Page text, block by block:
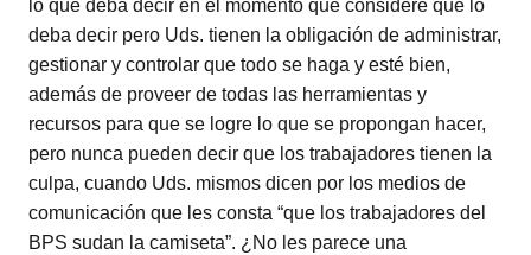
lo que deba decir en el momento que considere que lo
deba decir pero Uds. tienen la obligación de administrar,
gestionar y controlar que todo se haga y esté bien,
además de proveer de todas las herramientas y
recursos para que se logre lo que se propongan hacer,
pero nunca pueden decir que los trabajadores tienen la
culpa, cuando Uds. mismos dicen por los medios de
comunicación que les consta “que los trabajadores del
BPS sudan la camiseta”. ¿No les parece una